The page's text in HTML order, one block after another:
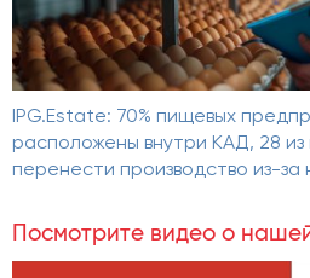
IPG.Estate: 70% пищевых
расположены внутри КАД, 28 из
перенести производство из-за
Посмотрите видео о